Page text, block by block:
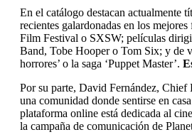
En el catálogo destacan actualmente
recientes galardonadas en los
Film Festival o SXSW; películas
Band, Tobe Hooper o Tom Six; y de
horrores’ o la saga ‘Puppet Master’.
Por su parte, David Fernández,
una comunidad donde sentirse en
plataforma online está dedicada al
la campaña de comunicación de